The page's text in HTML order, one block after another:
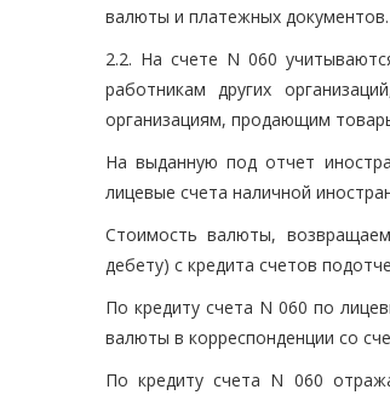
валюты и платежных документов.
2.2. На счете N 060
работникам других
организациям, продающим
На выданную под отчет
лицевые счета наличной
Стоимость валюты,
дебету) с кредита счетов
По кредиту счета N 060 по
валюты в корреспонденции со
По кредиту счета N 060